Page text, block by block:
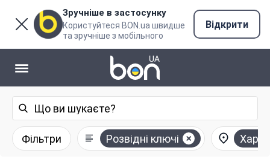
Зручніше в застосунку
Користуйтеся BON.ua швидше
та зручніше з мобільного
Відкрити
Фільтри Розвідні ключі